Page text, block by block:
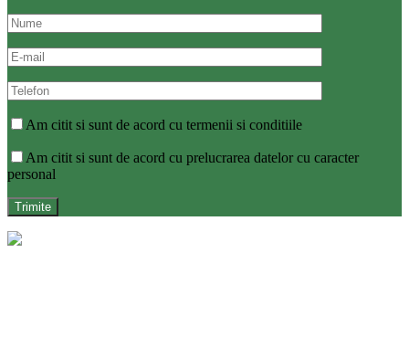
Am citit si sunt de acord cu termenii si conditiile
Am citit si sunt de acord cu prelucrarea datelor cu caracter
personal